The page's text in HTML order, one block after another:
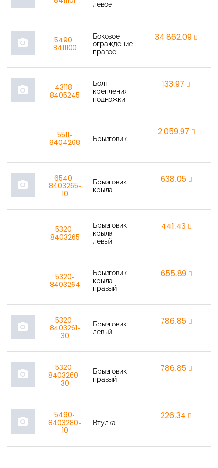
левое
photo_camera
5490-
8411100
Боковое
ограждение
правое
34 862,09
photo_camera
43118-
8405245
Болт
крепления
подножки
133,97
5511-
8404268
Брызговик
2 059,97
photo_camera
6540-
8403265-
10
Брызговик
крыла
638,05
5320-
8403265
Брызговик
крыла
левый
441,43
5320-
8403264
Брызговик
крыла
правый
655,89
photo_camera
5320-
8403261-
30
Брызговик
левый
786,85
photo_camera
5320-
8403260-
30
Брызговик
правый
786,85
photo_camera
5490-
8403280-
10
Втулка
226,34